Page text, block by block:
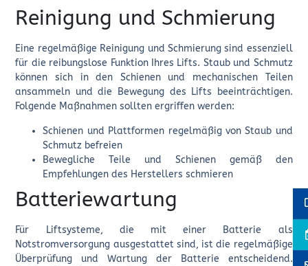
Reinigung und Schmierung
Eine regelmäßige Reinigung und Schmierung sind essenziell
für die reibungslose Funktion Ihres Lifts. Staub und Schmutz
können sich in den Schienen und mechanischen Teilen
ansammeln und die Bewegung des Lifts beeinträchtigen.
Folgende Maßnahmen sollten ergriffen werden:
Schienen und Plattformen regelmäßig von Staub und
Schmutz befreien
Bewegliche Teile und Schienen gemäß den
Empfehlungen des Herstellers schmieren
Batteriewartung
Für Liftsysteme, die mit einer Batterie als
Notstromversorgung ausgestattet sind, ist die regelmäßige
Überprüfung und Wartung der Batterie entscheidend.